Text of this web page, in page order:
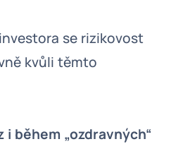
se rizikovost
kvůli těmto
během „ozdravných“